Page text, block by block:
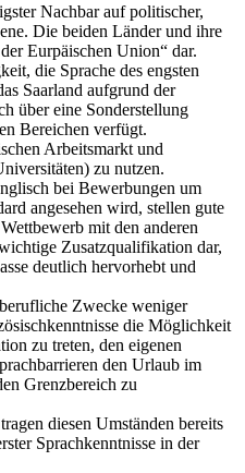
Nachbar auf politischer,
Die beiden Länder und ihre
Eurpäischen Union“ dar.
die Sprache des engsten
Saarland aufgrund der
über eine Sonderstellung
Bereichen verfügt.
Arbeitsmarkt und
zu nutzen.
bei Bewerbungen um
angesehen wird, stellen gute
mit den anderen
Zusatzqualifikation dar,
deutlich hervorhebt und
Zwecke weniger
die Möglichkeit
zu treten, den eigenen
den Urlaub im
Grenzbereich zu
diesen Umständen bereits
Sprachkenntnisse in der